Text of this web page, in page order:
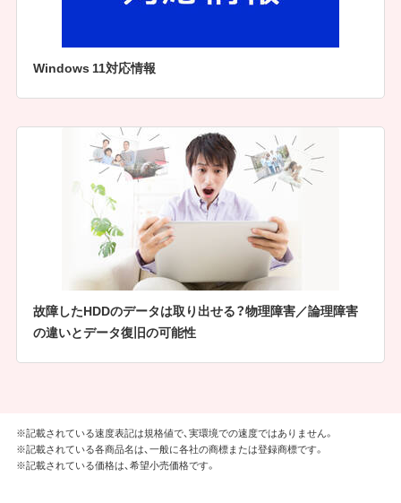
Windows 11対応情報
故障したHDDのデータは取り出せる？物理障害／論理障害
の違いとデータ復旧の可能性
※記載されている速度表記は規格値で、実環境での速度ではありません。
※記載されている各商品名は、一般に各社の商標または登録商標です。
※記載されている価格は、希望小売価格です。